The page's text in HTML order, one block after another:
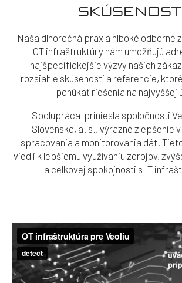
SKÚSENOSTI
Naša dlhoročná prax a hlboké odborné
OT infraštruktúry nám umožňujú
najšpecifickejšie výzvy našich
rozsiahle skúsenosti a referencie,
ponúkať riešenia na najvyššej
Spolupráca priniesla spoločnosti
Slovensko, a. s., výrazné zlepšenie
spracovania a monitorovania dát.
viedli k lepšiemu využívaniu zdrojov,
a celkovej spokojnosti s IT